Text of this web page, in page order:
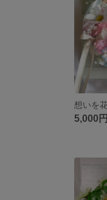
5,000円